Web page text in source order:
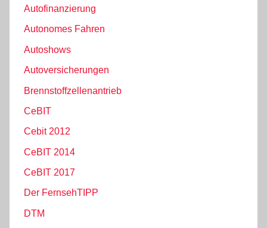
Autofinanzierung
Autonomes Fahren
Autoshows
Autoversicherungen
Brennstoffzellenantrieb
CeBIT
Cebit 2012
CeBIT 2014
CeBIT 2017
Der FernsehTIPP
DTM